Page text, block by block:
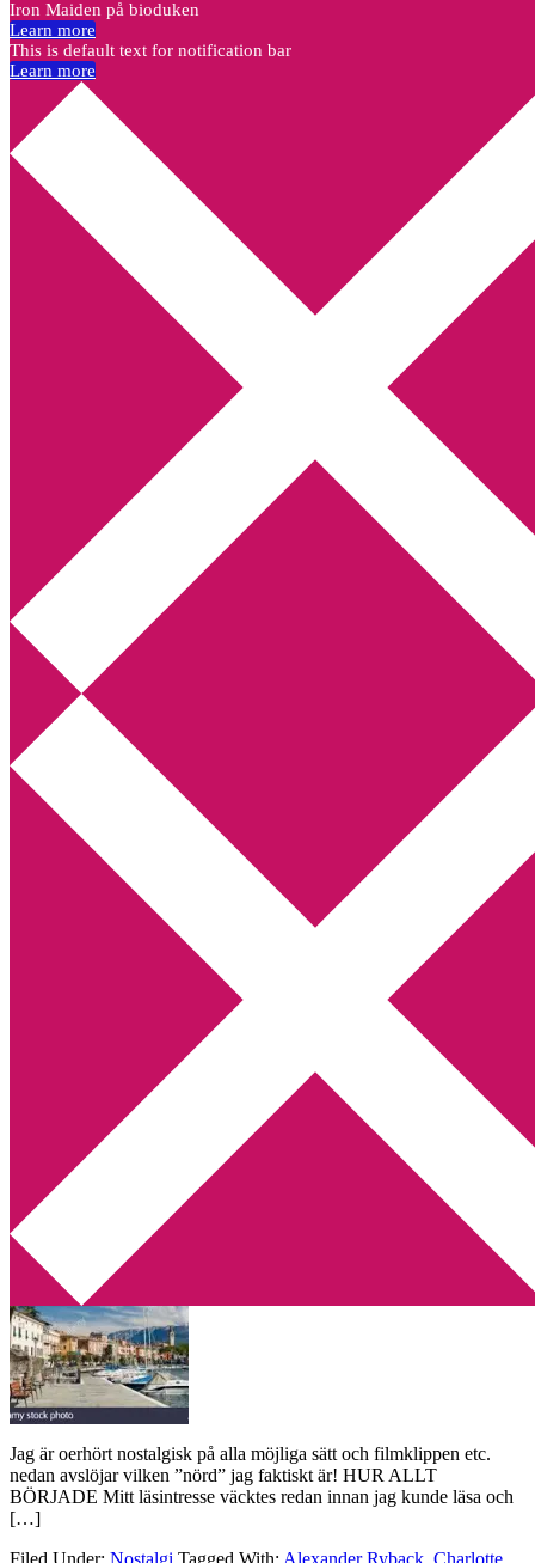
Annikas litteratur- och kulturblogg
Deckare, kriminalromaner, thrillers
Hem
Boktolva
Författarfemman
Kontakt
Webbshop Amazon
Utskriftscentralen
Min tv-blogg
You are here:Home Archives for Micke Dubois
Nostalgi deluxe!
2019-08-22 Annika
Jag är oerhört nostalgisk på alla möjliga sätt och filmklippen etc.
nedan avslöjar vilken ”nörd” jag faktiskt är! HUR ALLT
BÖRJADE Mitt läsintresse väcktes redan innan jag kunde läsa och
[…]
Filed Under: Nostalgi Tagged With: Alexander Ryback, Charlotte
Iron Maiden på bioduken
Learn more
This is default text for notification bar
Learn more